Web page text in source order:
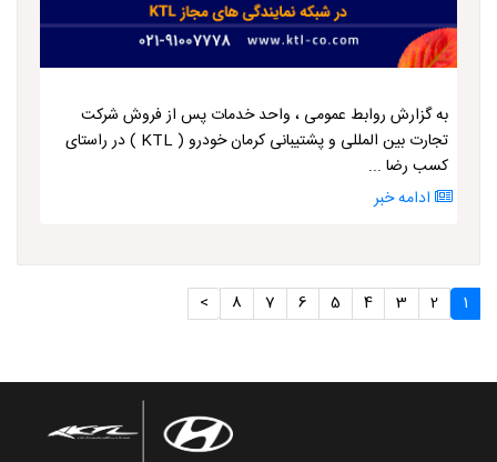
به گزارش روابط عمومی ، واحد خدمات پس از فروش شرکت
تجارت بین المللی و پشتیبانی کرمان خودرو ( KTL ) در راستای
کسب رضا ...
ادامه خبر
1
2
3
4
5
6
7
8
>